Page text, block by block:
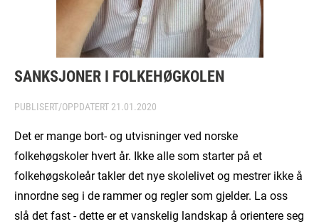
SANKSJONER I FOLKEHØGKOLEN
PUBLISERT/OPPDATERT 21.01.2020
Det er mange bort- og utvisninger ved norske
folkehøgskoler hvert år. Ikke alle som starter på et
folkehøgskoleår takler det nye skolelivet og mestrer ikke å
innordne seg i de rammer og regler som gjelder. La oss
slå det fast - dette er et vanskelig landskap å orientere seg